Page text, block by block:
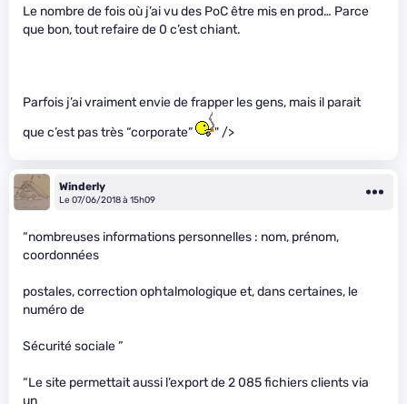
Le nombre de fois où j’ai vu des PoC être mis en prod… Parce
que bon, tout refaire de 0 c’est chiant.
Parfois j’ai vraiment envie de frapper les gens, mais il parait
que c’est pas très “corporate”
" />
Winderly
Le 07/06/2018 à 15h09
“nombreuses informations personnelles : nom, prénom,
coordonnées
postales, correction ophtalmologique et, dans certaines, le
numéro de
Sécurité sociale ”
“Le site permettait aussi l’export de 2 085 fichiers clients via